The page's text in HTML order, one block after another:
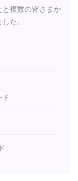
複数の皆さまか
た。
ド